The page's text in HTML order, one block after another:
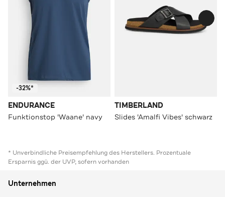
-32%*
ENDURANCE
Funktionstop 'Waane' navy
TIMBERLAND
Slides 'Amalfi Vibes' schwarz
* Unverbindliche Preisempfehlung des Herstellers. Prozentuale
Ersparnis ggü. der UVP, sofern vorhanden
Unternehmen